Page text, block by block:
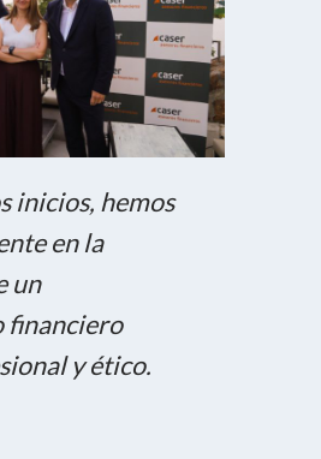
inicios, hemos
en la
un
financiero
y ético.